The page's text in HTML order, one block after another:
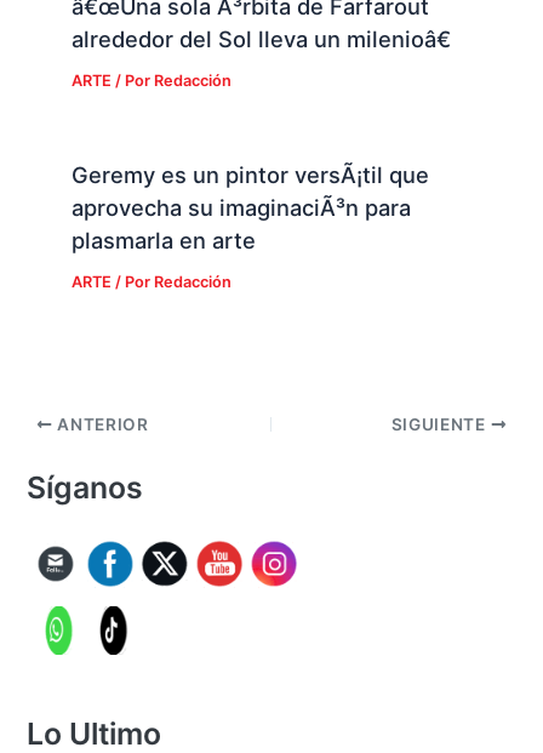
â€œUna sola Ã³rbita de Farfarout
alrededor del Sol lleva un milenioâ€
ARTE / Por Redacción
Geremy es un pintor versÃ¡til que
aprovecha su imaginaciÃ³n para
plasmarla en arte
ARTE / Por Redacción
ANTERIOR SIGUIENTE
Síganos
Lo Ultimo